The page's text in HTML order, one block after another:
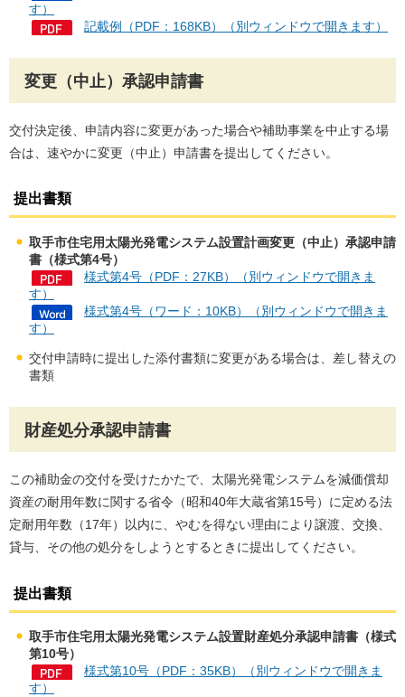
す）
記載例（PDF：168KB）（別ウィンドウで開きます）
変更（中止）承認申請書
交付決定後、申請内容に変更があった場合や補助事業を中止する場
合は、速やかに変更（中止）申請書を提出してください。
提出書類
取手市住宅用太陽光発電システム設置計画変更（中止）承認申請
書（様式第4号）
様式第4号（PDF：27KB）（別ウィンドウで開きま
す）
様式第4号（ワード：10KB）（別ウィンドウで開きま
す）
交付申請時に提出した添付書類に変更がある場合は、差し替えの
書類
財産処分承認申請書
この補助金の交付を受けたかたで、太陽光発電システムを減価償却
資産の耐用年数に関する省令（昭和40年大蔵省第15号）に定める法
定耐用年数（17年）以内に、やむを得ない理由により譲渡、交換、
貸与、その他の処分をしようとするときに提出してください。
提出書類
取手市住宅用太陽光発電システム設置財産処分承認申請書（様式
第10号）
様式第10号（PDF：35KB）（別ウィンドウで開きま
す）